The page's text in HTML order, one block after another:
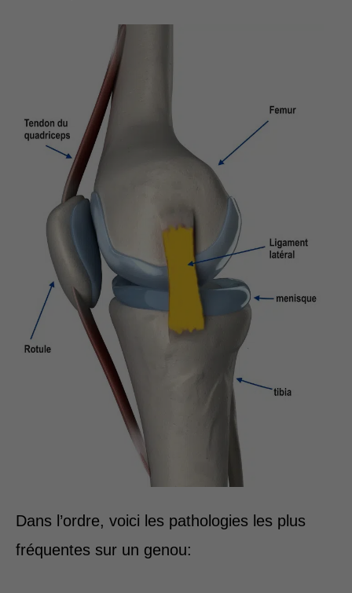
Dans l’ordre, voici les pathologies les plus
fréquentes sur un genou: